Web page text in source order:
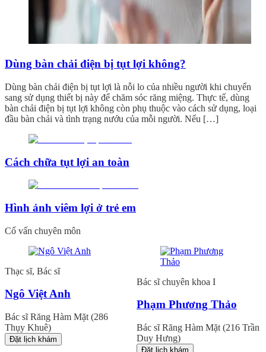
Dùng bàn chải điện bị tụt lợi không?
Dùng bàn chải điện bị tụt lợi là nỗi lo của nhiều người khi chuyển
sang sử dụng thiết bị này để chăm sóc răng miệng. Thực tế, dùng
bàn chải điện bị tụt lợi không còn phụ thuộc vào cách sử dụng, loại
đầu bàn chải và tình trạng nướu của mỗi người. Nếu […]
Cách chữa tụt lợi an toàn
Hình ảnh viêm lợi ở trẻ em
Cố vấn chuyên môn
Thạc sĩ, Bác sĩ
Ngô Việt Anh
Bác sĩ Răng Hàm Mặt (286
Thụy Khuê)
Đặt lịch khám
Bác sĩ chuyên khoa I
Phạm Phương Thảo
Bác sĩ Răng Hàm Mặt (216 Trần
Duy Hưng)
Đặt lịch khám